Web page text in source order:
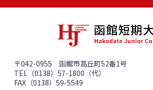
〒042-0955 函館市高丘町52番1号
TEL（0138）57-1800（代）
FAX（0138）59-5549